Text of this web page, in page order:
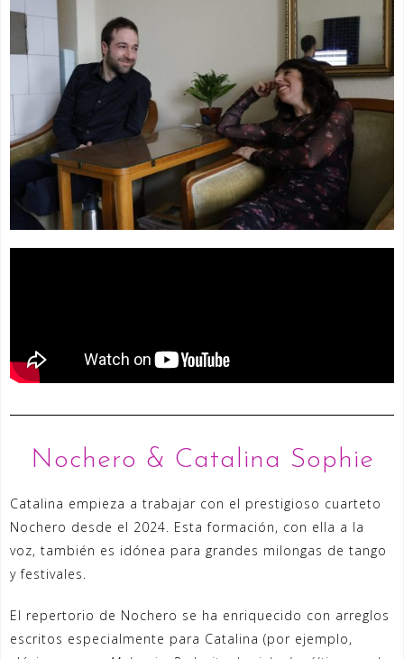
Nochero & Catalina Sophie
Catalina empieza a trabajar con el prestigioso cuarteto
Nochero desde el 2024. Esta formación, con ella a la
voz, también es idónea para grandes milongas de tango
y festivales.
El repertorio de Nochero se ha enriquecido con arreglos
escritos especialmente para Catalina (por ejemplo,